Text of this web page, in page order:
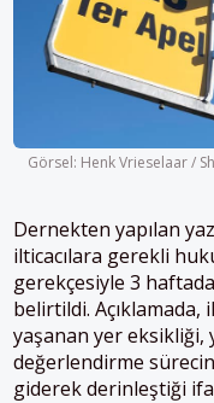
Görsel: Henk Vrieselaar /
Dernekten yapılan
ilticacılara gerekli
gerekçesiyle 3 haftada
belirtildi.
yaşanan yer eksikliği,
değerlendirme
giderek derinleştiği